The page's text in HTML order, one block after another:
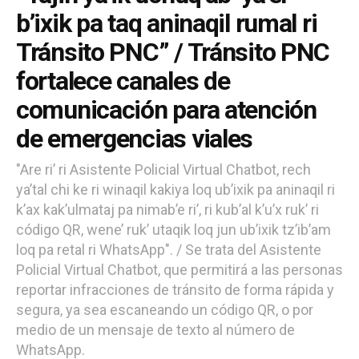
b’ixik pa taq aninaqil rumal ri
Tránsito PNC” / Tránsito PNC
fortalece canales de
comunicación para atención
de emergencias viales
"Are ri’ ri Asistente Policial Virtual Chatbot, rech
ya’tal chi ke ri winaqil kakiya loq ub’ixik pa aninaqil ri
k’ax kak’ulmataj pa nimab’e ri’, ri kub’al k’u’x ruk’ ri
código QR, wene’ ruk’ utaqik loq jun ub’ixik tz’ib’am
loq pa retal ri WhatsApp". / Se trata del Asistente
Policial Virtual Chatbot, que permitirá a las personas
reportar infracciones de tránsito de forma rápida y
segura, ya sea escaneando un código QR, o por
medio de un mensaje de texto al número de
WhatsApp.